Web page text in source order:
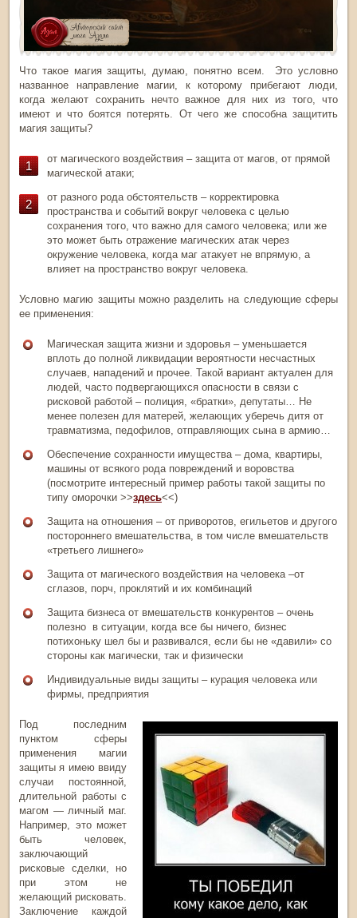
Что такое магия защиты, думаю, понятно всем. Это условно
названное направление магии, к которому прибегают люди,
когда желают сохранить нечто важное для них из того, что
имеют и что боятся потерять. От чего же способна защитить
магия защиты?
от магического воздействия – защита от магов, от прямой
магической атаки;
от разного рода обстоятельств – корректировка
пространства и событий вокруг человека с целью
сохранения того, что важно для самого человека; или же
это может быть отражение магических атак через
окружение человека, когда маг атакует не впрямую, а
влияет на пространство вокруг человека.
Условно магию защиты можно разделить на следующие сферы
ее применения:
Магическая защита жизни и здоровья – уменьшается
вплоть до полной ликвидации вероятности несчастных
случаев, нападений и прочее. Такой вариант актуален для
людей, часто подвергающихся опасности в связи с
рисковой работой – полиция, «братки», депутаты… Не
менее полезен для матерей, желающих уберечь дитя от
травматизма, педофилов, отправляющих сына в армию…
Обеспечение сохранности имущества – дома, квартиры,
машины от всякого рода повреждений и воровства
(посмотрите интересный пример работы такой защиты по
типу оморочки >>здесь<<)
Защита на отношения – от приворотов, егильетов и другого
постороннего вмешательства, в том числе вмешательств
«третьего лишнего»
Защита от магического воздействия на человека –от
сглазов, порч, проклятий и их комбинаций
Защита бизнеса от вмешательств конкурентов – очень
полезно в ситуации, когда все бы ничего, бизнес
потихоньку шел бы и развивался, если бы не «давили» со
стороны как магически, так и физически
Индивидуальные виды защиты – курация человека или
фирмы, предприятия
Под последним
пунктом сферы
применения магии
защиты я имею ввиду
случаи постоянной,
длительной работы с
магом — личный маг.
Например, это может
быть человек,
заключающий
рисковые сделки, но
при этом не
желающий рисковать.
Заключение каждой